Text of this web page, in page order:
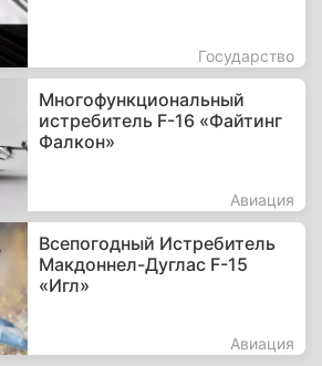
Государство
Многофункциональный
истребитель F-16 «Файтинг
Фалкон»
Авиация
Всепогодный Истребитель
Макдоннел-Дуглас F-15
«Игл»
Авиация